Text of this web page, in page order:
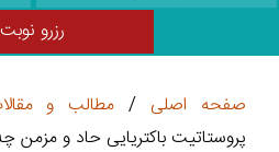
رزرو نوبت
صفحه اصلی / مطالب و
پروستاتیت باکتریایی حاد و مزمن